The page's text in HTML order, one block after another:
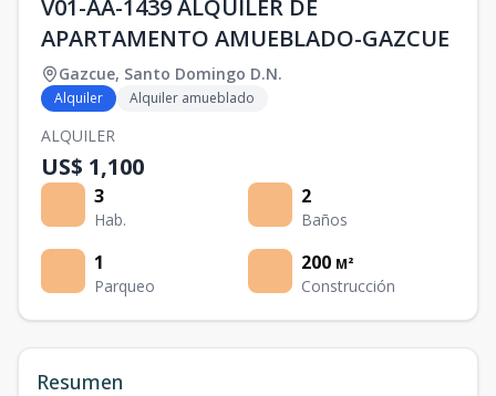
V01-AA-1439 ALQUILER DE
APARTAMENTO AMUEBLADO-GAZCUE
Gazcue, Santo Domingo D.N.
Alquiler Alquiler amueblado
ALQUILER
US$ 1,100
3
Hab.
2
Baños
1
Parqueo
200 M²
Construcción
Resumen